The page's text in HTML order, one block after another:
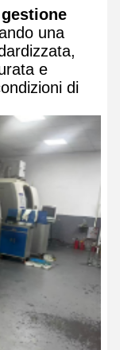
una
e
di